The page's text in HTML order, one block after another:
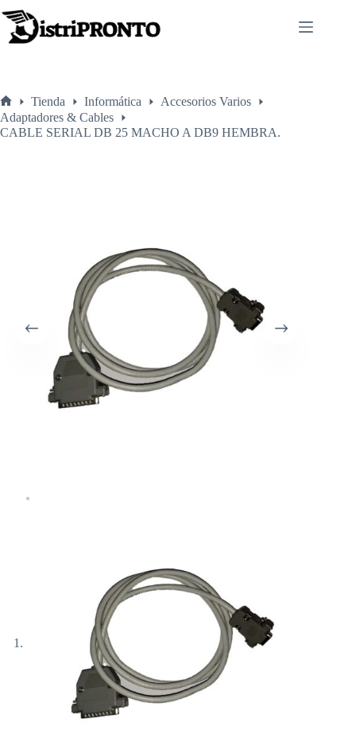
al
contenido
Inicio
Tienda Informática
Accesorios Varios
Adaptadores & Cables
CABLE SERIAL DB 25 MACHO A DB9 HEMBRA.